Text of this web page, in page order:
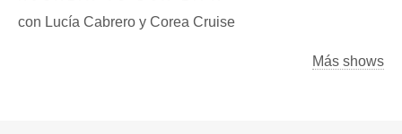
con Lucía Cabrero y Corea Cruise
Más shows